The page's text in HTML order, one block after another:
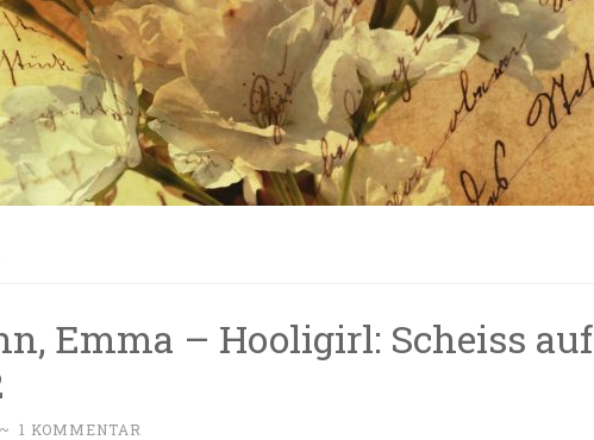
Emma – Hooligirl: Scheiss auf
~ 1 KOMMENTAR